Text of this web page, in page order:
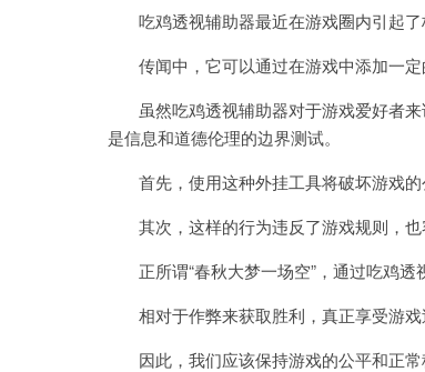
吃鸡透视辅助器最近在游戏圈内引起了
传闻中，它可以通过在游戏中添加一定
虽然吃鸡透视辅助器对于游戏爱好者来
是信息和道德伦理的边界测试。
首先，使用这种外挂工具将破坏游戏的
其次，这样的行为违反了游戏规则，也
正所谓“春秋大梦一场空”，通过吃鸡透
相对于作弊来获取胜利，真正享受游戏
因此，我们应该保持游戏的公平和正常